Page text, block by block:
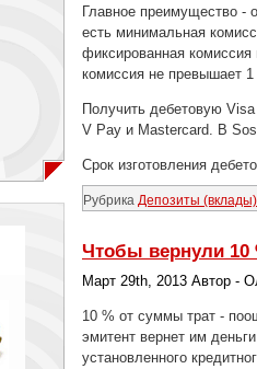
Главное преимущество -
есть минимальная
фиксированная
комиссия не превышает
Получить дебетовую
V Pay и Mastercard. В
Срок изготовления
Рубрика Депозиты (вклады)
Чтобы вернули 10
Март 29th, 2013 Автор -
10 % от суммы трат -
эмитент вернет им
установленного